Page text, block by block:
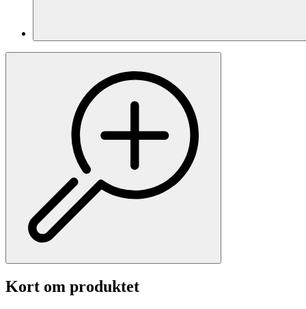
Kort om produktet